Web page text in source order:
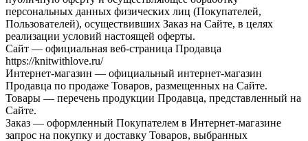
персональных данных физических лиц (Покупателей,
Пользователей), осуществивших Заказ на Сайте, в целях
реализации условий настоящей оферты.
Сайт — официальная веб-страница Продавца
https://knitwithlove.ru/
Интернет-магазин — официальный интернет-магазин
Продавца по продаже Товаров, размещенных на Сайте.
Товары — перечень продукции Продавца, представленный на
Сайте.
Заказ — оформленный Покупателем в Интернет-магазине
запрос на покупку и доставку Товаров, выбранных